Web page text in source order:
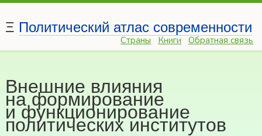
Ξ Политический атлас современности
Страны Книги Обратная связь
Внешние влияния
на формирование
и функционирование
политических институтов